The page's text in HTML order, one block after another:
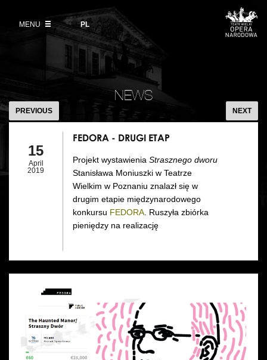
polski
PL
MENU
VOD
Information for visitors
Ticket refunds
Ticket prices in the 2026/27 season
News
Polish National Ballet
Place
Backstage
History
Contact Us
OUR PROJECTS
Opera Academy
Moniuszko Vocal Competition
Theatre Museum
For the Media
EU funding
NEWS
FEDORA
-
ETAP
PREVIOUS NEXT
15
April
2019
FEDORA - DRUGI ETAP
Projekt wystawienia Strasznego dworu
Stanisława Moniuszki w Teatrze
Wielkim w Poznaniu znalazł się w
drugim etapie międzynarodowego
konkursu FEDORA . Ruszyła zbiórka
pieniędzy na realizację